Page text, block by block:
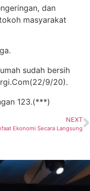
dan
masyarakat
sudah bersih
9/20).
123.(***)
NEXT
Ekonomi Secara Langsung